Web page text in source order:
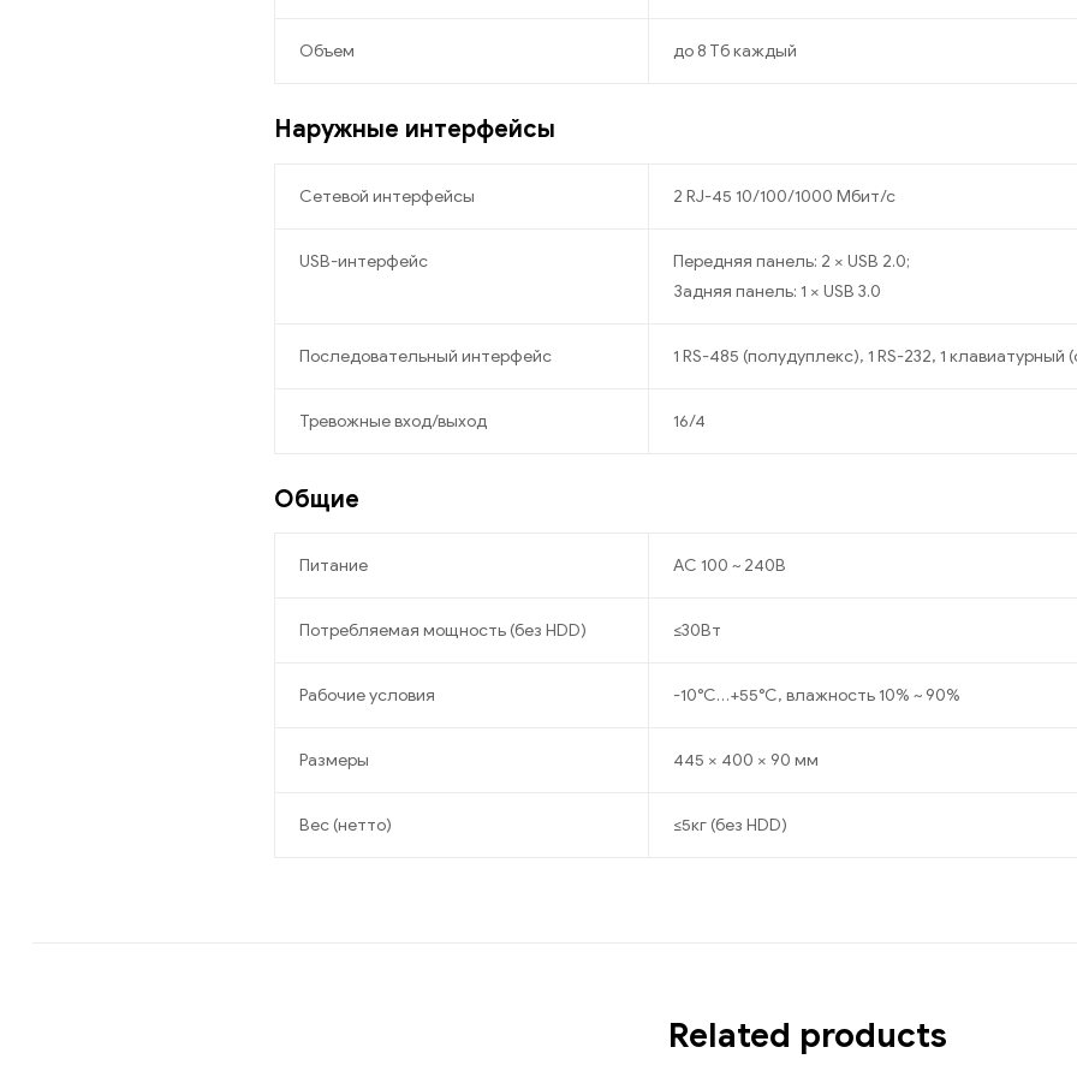
Объем до 8 Тб каждый
Наружные интерфейсы
Сетевой интерфейсы 2 RJ-45 10/100/1000 Мбит/с
USB-интерфейс
Передняя панель: 2 × USB 2.0;
Задняя панель: 1 × USB 3.0
Последовательный интерфейс 1 RS-485 (полудуплекс), 1 RS-232, 1 клавиатурный
Тревожные вход/выход 16/4
Общие
Питание AC 100 ~ 240В
Потребляемая мощность (без HDD) ≤30Вт
Рабочие условия -10°C…+55°C, влажность 10% ~ 90%
Размеры 445 × 400 × 90 мм
Вес (нетто) ≤5кг (без HDD)
Related products